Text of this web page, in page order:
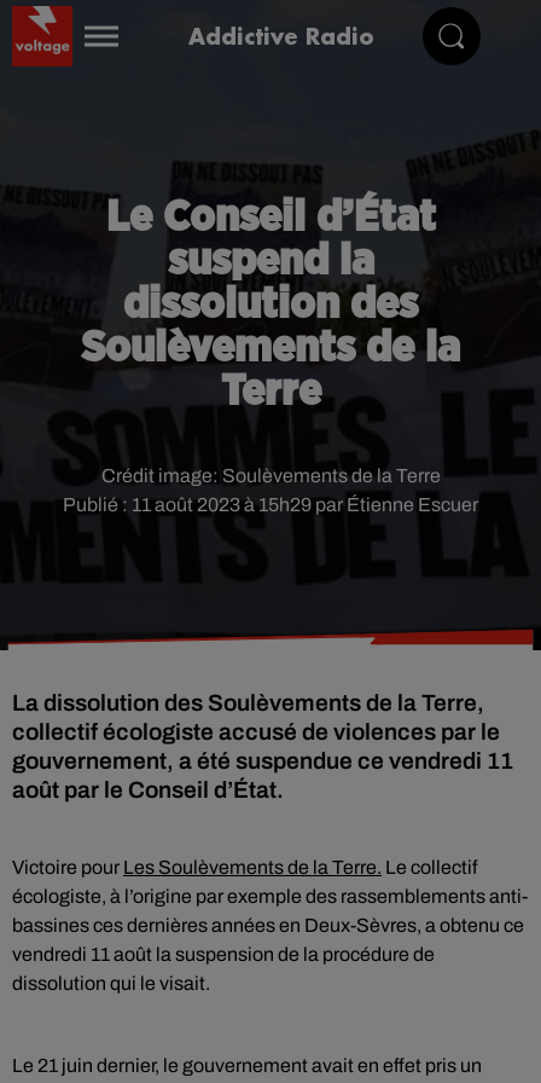
Addictive Radio
Le Conseil d’État
suspend la
dissolution des
Soulèvements de la
Terre
Publié : 11 août 2023 à 15h29 par Étienne Escuer
Crédit image: Soulèvements de la Terre
La dissolution des Soulèvements de la Terre,
collectif écologiste accusé de violences par le
gouvernement, a été suspendue ce vendredi 11
août par le Conseil d’État.
Victoire pour Les Soulèvements de la Terre. Le collectif
écologiste, à l’origine par exemple des rassemblements anti-
bassines ces dernières années en Deux-Sèvres, a obtenu ce
vendredi 11 août la suspension de la procédure de
dissolution qui le visait.
Le 21 juin dernier, le gouvernement avait en effet pris un